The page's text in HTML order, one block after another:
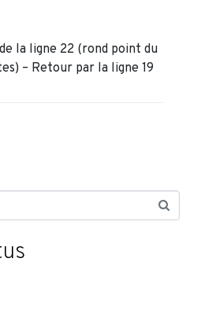
la ligne 22 (rond point du
– Retour par la ligne 19